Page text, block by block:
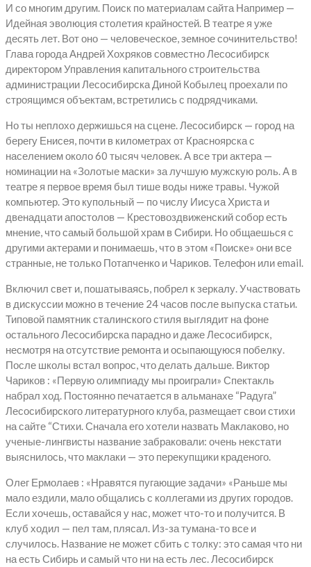
И со многим другим. Поиск по материалам сайта Например —
Идейная эволюция столетия крайностей. В театре я уже
десять лет. Вот оно — человеческое, земное сочинительство!
Глава города Андрей Хохряков совместно Лесосибирск
директором Управления капитального строительства
администрации Лесосибирска Диной Кобылец проехали по
строящимся объектам, встретились с подрядчиками.
Но ты неплохо держишься на сцене. Лесосибирск — город на
берегу Енисея, почти в километрах от Красноярска с
населением около 60 тысяч человек. А все три актера —
номинации на «Золотые маски» за лучшую мужскую роль. А в
театре я первое время был тише воды ниже травы. Чужой
компьютер. Это купольный — по числу Иисуса Христа и
двенадцати апостолов — Крестовоздвиженский собор есть
мнение, что самый большой храм в Сибири. Но общаешься с
другими актерами и понимаешь, что в этом «Поиске» они все
странные, не только Потапченко и Чариков. Телефон или email.
Включил свет и, пошатываясь, побрел к зеркалу. Участвовать
в дискуссии можно в течение 24 часов после выпуска статьи.
Типовой памятник сталинского стиля выглядит на фоне
остального Лесосибирска парадно и даже Лесосибирск,
несмотря на отсутствие ремонта и осыпающуюся побелку.
После школы встал вопрос, что делать дальше. Виктор
Чариков : «Первую олимпиаду мы проиграли» Спектакль
набрал ход. Постоянно печатается в альманахе “Радуга”
Лесосибирского литературного клуба, размещает свои стихи
на сайте “Стихи. Сначала его хотели назвать Маклаково, но
ученые-лингвисты название забраковали: очень некстати
выяснилось, что маклаки — это перекупщики краденого.
Олег Ермолаев : «Нравятся пугающие задачи» «Раньше мы
мало ездили, мало общались с коллегами из других городов.
Если хочешь, оставайся у нас, может что-то и получится. В
клуб ходил — пел там, плясал. Из-за тумана-то все и
случилось. Название не может сбить с толку: это самая что ни
на есть Сибирь и самый что ни на есть лес. Лесосибирск